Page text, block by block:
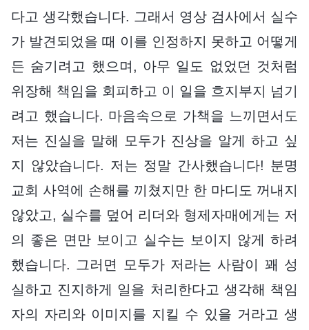
다고 생각했습니다. 그래서 영상 검사에서 실수
가 발견되었을 때 이를 인정하지 못하고 어떻게
든 숨기려고 했으며, 아무 일도 없었던 것처럼
위장해 책임을 회피하고 이 일을 흐지부지 넘기
려고 했습니다. 마음속으로 가책을 느끼면서도
저는 진실을 말해 모두가 진상을 알게 하고 싶
지 않았습니다. 저는 정말 간사했습니다! 분명
교회 사역에 손해를 끼쳤지만 한 마디도 꺼내지
않았고, 실수를 덮어 리더와 형제자매에게는 저
의 좋은 면만 보이고 실수는 보이지 않게 하려
했습니다. 그러면 모두가 저라는 사람이 꽤 성
실하고 진지하게 일을 처리한다고 생각해 책임
자의 자리와 이미지를 지킬 수 있을 거라고 생